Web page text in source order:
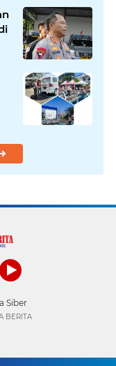
Siber
BERITA